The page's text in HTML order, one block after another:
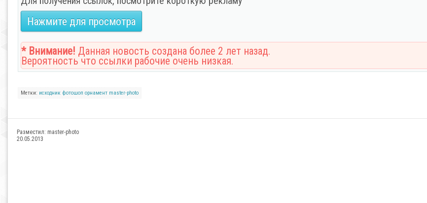
Нажмите для просмотра
* Внимание! Данная новость создана более 2 лет назад.
Вероятность что ссылки рабочие очень низкая.
Метки: исходник фотошоп орнамент master-photo
Разместил: master-photo
20.05.2013